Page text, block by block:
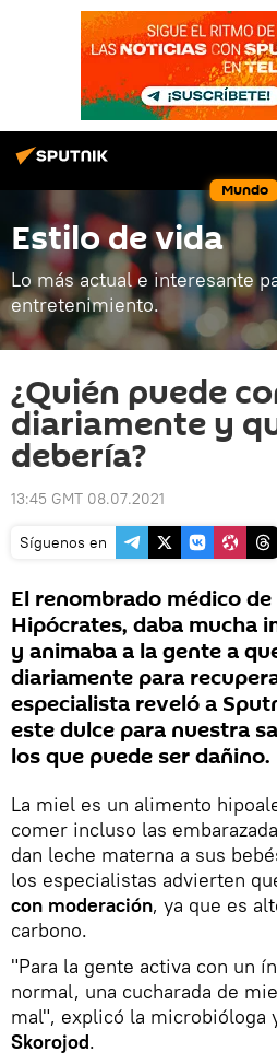
Mundo
Estilo de vida
Lo más actual e interesante
entretenimiento.
¿Quién puede
diariamente y
debería?
13:45 GMT 08.07.2021
Síguenos en
El renombrado médico
Hipócrates, daba mucha
y animaba a la gente a
diariamente para
especialista reveló a
este dulce para nuestra
los que puede ser dañino.
La miel es un alimento
comer incluso las
dan leche materna a sus
los especialistas advierten
con moderación, ya que es
carbono.
"Para la gente activa con un
normal, una cucharada de
mal", explicó la microbióloga
Skorojod.